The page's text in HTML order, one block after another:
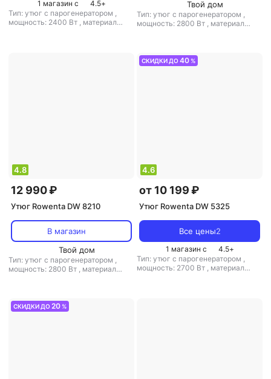
1 магазин с 4.5+
Тип: утюг с парогенератором ,
мощность: 2400 Вт , материал
Твой дом
Тип: утюг с парогенератором ,
мощность: 2800 Вт , материал
4.8
12 990 ₽
Утюг Rowenta DW 8210
В магазин
Твой дом
Тип: утюг с парогенератором ,
мощность: 2800 Вт , материал
СКИДКИ ДО40 %
4.6
от 10 199 ₽
Утюг Rowenta DW 5325
Все цены2
1 магазин с 4.5+
Тип: утюг с парогенератором ,
мощность: 2700 Вт , материал
СКИДКИ ДО20 %